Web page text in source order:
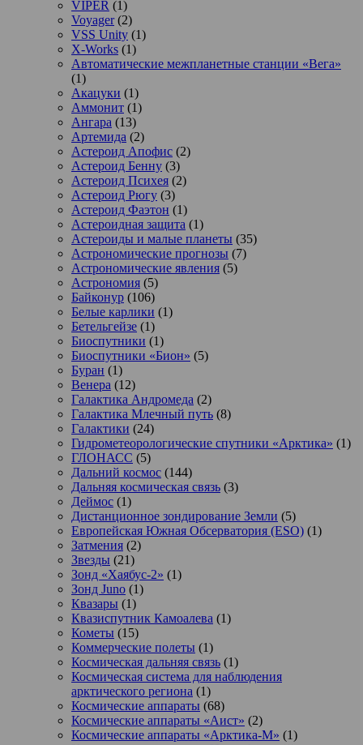
VIPER (1)
Voyager(2)
VSS Unity (1)
X-Works (1)
Автоматические межпланетные станции «Вега»
(1)
Акацуки (1)
Аммонит (1)
Ангара (13)
Артемида (2)
Астероид Апофис (2)
Астероид Бенну (3)
Астероид Психея (2)
Астероид Рюгу (3)
Астероид Фаэтон (1)
Астероидная защита (1)
Астероиды и малые планеты (35)
Астрономические прогнозы (7)
Астрономические явления (5)
Астрономия (5)
Байконур (106)
Белые карлики (1)
Бетельгейзе (1)
Биоспутники (1)
Биоспутники «Бион» (5)
Буран (1)
Венера (12)
Галактика Андромеда (2)
Галактика Млечный путь (8)
Галактики (24)
Гидрометеорологические спутники «Арктика» (1)
ГЛОНАСС (5)
Дальний космос (144)
Дальняя космическая связь (3)
Деймос (1)
Дистанционное зондирование Земли (5)
Европейская Южная Обсерватория (ESO) (1)
Затмения (2)
Звезды (21)
Зонд «Хаябус-2» (1)
Зонд Juno (1)
Квазары (1)
Квазиспутник Камоалева (1)
Кометы (15)
Коммерческие полеты (1)
Космическая дальняя связь (1)
Космическая система для наблюдения
арктического региона (1)
Космические аппараты (68)
Космические аппараты «Аист» (2)
Космические аппараты «Арктика-М» (1)